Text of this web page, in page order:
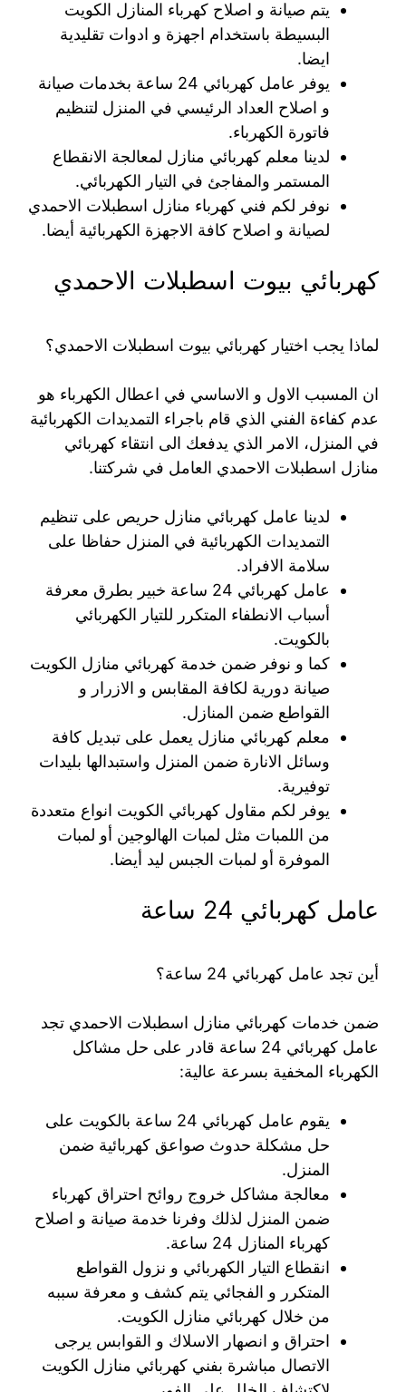
يتم صيانة و اصلاح كهرباء المنازل الكويت
البسيطة باستخدام اجهزة و ادوات تقليدية
ايضا.
يوفر عامل كهربائي 24 ساعة بخدمات صيانة
و اصلاح العداد الرئيسي في المنزل لتنظيم
فاتورة الكهرباء.
لدينا معلم كهربائي منازل لمعالجة الانقطاع
المستمر والمفاجئ في التيار الكهربائي.
نوفر لكم فني كهرباء منازل اسطبلات الاحمدي
لصيانة و اصلاح كافة الاجهزة الكهربائية أيضا.
كهربائي بيوت اسطبلات الاحمدي
لماذا يجب اختيار كهربائي بيوت اسطبلات الاحمدي؟
ان المسبب الاول و الاساسي في اعطال الكهرباء هو
عدم كفاءة الفني الذي قام باجراء التمديدات الكهربائية
في المنزل، الامر الذي يدفعك الى انتقاء كهربائي
منازل اسطبلات الاحمدي العامل في شركتنا.
لدينا عامل كهربائي منازل حريص على تنظيم
التمديدات الكهربائية في المنزل حفاظا على
سلامة الافراد.
عامل كهربائي 24 ساعة خبير بطرق معرفة
أسباب الانطفاء المتكرر للتيار الكهربائي
بالكويت.
كما و نوفر ضمن خدمة كهربائي منازل الكويت
صيانة دورية لكافة المقابس و الازرار و
القواطع ضمن المنازل.
معلم كهربائي منازل يعمل على تبديل كافة
وسائل الانارة ضمن المنزل واستبدالها بليدات
توفيرية.
يوفر لكم مقاول كهربائي الكويت انواع متعددة
من اللمبات مثل لمبات الهالوجين أو لمبات
الموفرة أو لمبات الجبس ليد أيضا.
عامل كهربائي 24 ساعة
أين تجد عامل كهربائي 24 ساعة؟
ضمن خدمات كهربائي منازل اسطبلات الاحمدي تجد
عامل كهربائي 24 ساعة قادر على حل مشاكل
الكهرباء المخفية بسرعة عالية:
يقوم عامل كهربائي 24 ساعة بالكويت على
حل مشكلة حدوث صواعق كهربائية ضمن
المنزل.
معالجة مشاكل خروج روائح احتراق كهرباء
ضمن المنزل لذلك وفرنا خدمة صيانة و اصلاح
كهرباء المنازل 24 ساعة.
انقطاع التيار الكهربائي و نزول القواطع
المتكرر و الفجائي يتم كشف و معرفة سببه
من خلال كهربائي منازل الكويت.
احتراق و انصهار الاسلاك و القوابس يرجى
الاتصال مباشرة بفني كهربائي منازل الكويت